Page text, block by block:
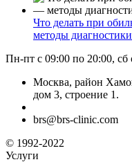
Что делать при
методы
Пн-пт с 09:00 по 20:00, сб
Москва, район
дом 3, строение 1.
brs@brs-clinic.com
© 1992-2022
Услуги